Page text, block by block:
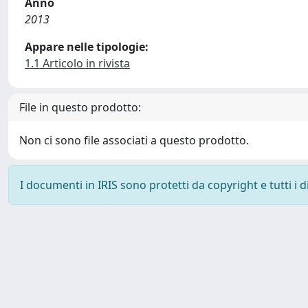
2013
Appare nelle tipologie:
1.1 Articolo in rivista
File in questo prodotto:
Non ci sono file associati a questo prodotto.
I documenti in IRIS sono protetti da copyright e tutti i